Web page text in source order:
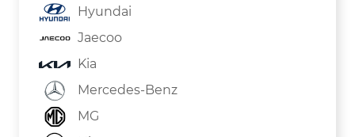
Hyundai
Jaecoo
Kia
Mercedes-Benz
MG